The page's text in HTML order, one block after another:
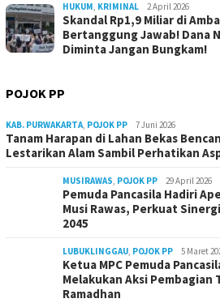
HUKUM, KRIMINAL 2 April 2026
Skandal Rp1,9 Miliar di
Bertanggung Jawab! Dana
Diminta Jangan Bungkam!
POJOK PP
KAB. PURWAKARTA, POJOK PP 7 Juni 2026
Tanam Harapan di Lahan Bekas
Lestarikan Alam Sambil Perhatikan
MUSIRAWAS, POJOK PP 29 April 2026
Pemuda Pancasila Hadiri
Musi Rawas, Perkuat
2045
LUBUKLINGGAU, POJOK PP 5 Maret
Ketua MPC Pemuda
Melakukan Aksi Pembagian
Ramadhan